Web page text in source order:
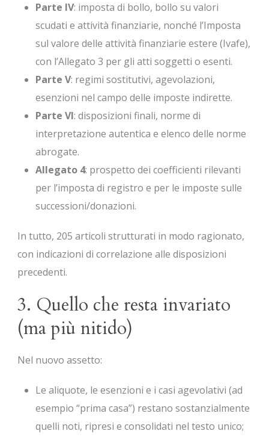
Parte IV: imposta di bollo, bollo su valori
scudati e attività finanziarie, nonché l’Imposta
sul valore delle attività finanziarie estere (Ivafe),
con l’Allegato 3 per gli atti soggetti o esenti.
Parte V: regimi sostitutivi, agevolazioni,
esenzioni nel campo delle imposte indirette.
Parte VI: disposizioni finali, norme di
interpretazione autentica e elenco delle norme
abrogate.
Allegato 4: prospetto dei coefficienti rilevanti
per l’imposta di registro e per le imposte sulle
successioni/donazioni.
In tutto, 205 articoli strutturati in modo ragionato,
con indicazioni di correlazione alle disposizioni
precedenti.
3. Quello che resta invariato
(ma più nitido)
Nel nuovo assetto:
Le aliquote, le esenzioni e i casi agevolativi (ad
esempio “prima casa”) restano sostanzialmente
quelli noti, ripresi e consolidati nel testo unico;